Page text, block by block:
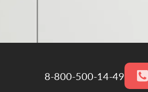
8-800-500-14-49